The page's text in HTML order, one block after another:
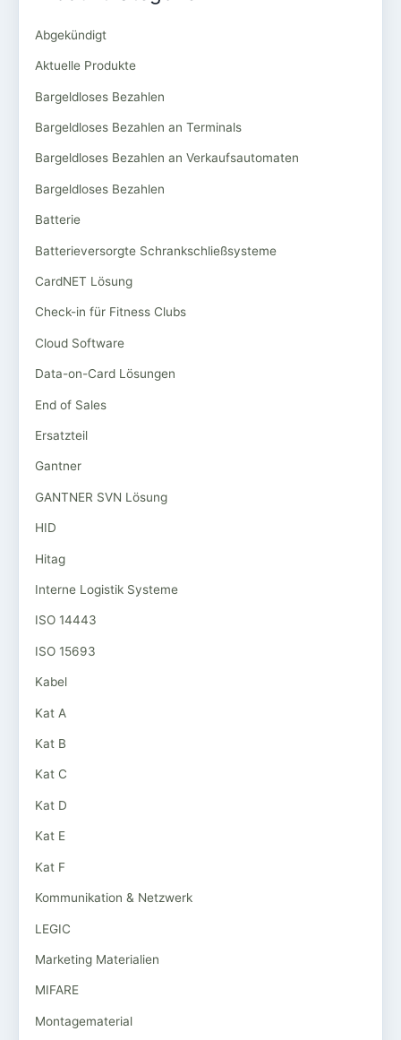
Abgekündigt
Aktuelle Produkte
Bargeldloses Bezahlen
Bargeldloses Bezahlen an Terminals
Bargeldloses Bezahlen an Verkaufsautomaten
Bargeldloses Bezahlen
Batterie
Batterieversorgte Schrankschließsysteme
CardNET Lösung
Check-in für Fitness Clubs
Cloud Software
Data-on-Card Lösungen
End of Sales
Ersatzteil
Gantner
GANTNER SVN Lösung
HID
Hitag
Interne Logistik Systeme
ISO 14443
ISO 15693
Kabel
Kat A
Kat B
Kat C
Kat D
Kat E
Kat F
Kommunikation & Netzwerk
LEGIC
Marketing Materialien
MIFARE
Montagematerial